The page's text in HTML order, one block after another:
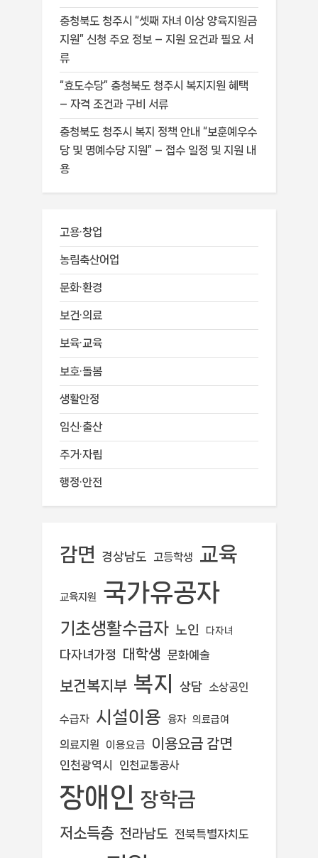
충청북도 청주시 “셋째 자녀 이상 양육지원금
지원” 신청 주요 정보 – 지원 요건과 필요 서
류
“효도수당” 충청북도 청주시 복지지원 혜택
– 자격 조건과 구비 서류
충청북도 청주시 복지 정책 안내 “보훈예우수
당 및 명예수당 지원” – 접수 일정 및 지원 내
용
고용·창업
농림축산어업
문화·환경
보건·의료
보육·교육
보호·돌봄
생활안정
임신·출산
주거·자립
행정·안전
감면 경상남도 고등학생 교육
교육지원 국가유공자
기초생활수급자 노인 다자녀
다자녀가정 대학생 문화예술
보건복지부 복지 상담 소상공인
수급자 시설이용 융자 의료급여
의료지원 이용요금 이용요금 감면
인천광역시 인천교통공사
장애인 장학금
저소득층 전라남도 전북특별자치도